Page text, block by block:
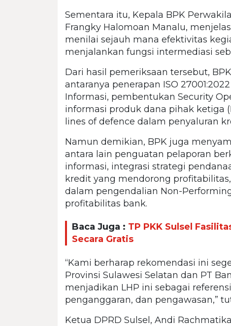
Sementara itu, Kepala BPK
Frangky Halomoan Manalu,
menilai sejauh mana efektivitas
menjalankan fungsi intermediasi
Dari hasil pemeriksaan tersebut,
antaranya penerapan ISO
Informasi, pembentukan Security
informasi produk dana pihak ketiga
lines of defence dalam penyaluran
Namun demikian, BPK juga
antara lain penguatan pelaporan
informasi, integrasi strategi
kredit yang mendorong
dalam pengendalian Non-
profitabilitas bank.
Baca Juga : TP PKK Sulsel
Secara Gratis
“Kami berharap rekomendasi ini
Provinsi Sulawesi Selatan dan PT
menjadikan LHP ini sebagai
penganggaran, dan pengawasan,”
Ketua DPRD Sulsel, Andi